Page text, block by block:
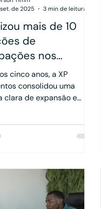
mais de 10
de
nos
anos: o que o
pode entender
cinco anos, a XP
consolidou uma
clara de expansão e
minoritárias em
não apenas amplia sua
também fomenta
acelera o crescimento
próprio ecossistema.
de 2025
3 min de leitura